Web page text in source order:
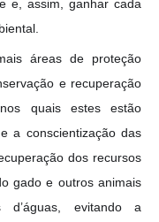
e, assim, ganhar cada
áreas de proteção
e recuperação
quais estes estão
a conscientização das
dos recursos
gado e outros animais
evitando a